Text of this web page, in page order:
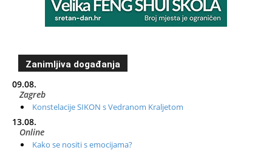
Zanimljiva događanja
09.08.
Zagreb
Konstelacije SIKON s Vedranom Kraljetom
13.08.
Online
Kako se nositi s emocijama?